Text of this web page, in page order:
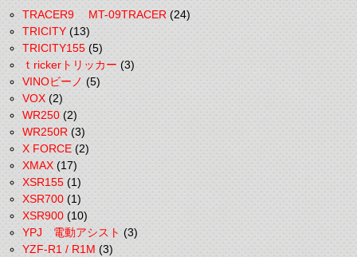
TRACER9 MT-09TRACER(24)
TRICITY(13)
TRICITY155(5)
ｔrickerトリッカー(3)
VINOビーノ(5)
VOX(2)
WR250(2)
WR250R(3)
X FORCE(2)
XMAX(17)
XSR155(1)
XSR700(1)
XSR900(10)
YPJ 電動アシスト(3)
YZF-R1 / R1M(3)